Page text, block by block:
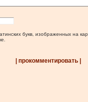
букв, изображенных на
| прокомментировать |